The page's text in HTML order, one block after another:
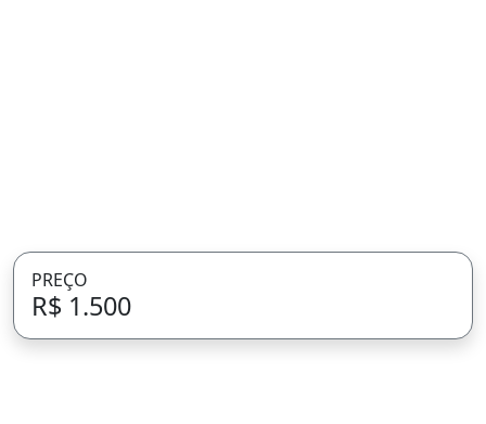
PREÇO
R$ 1.500